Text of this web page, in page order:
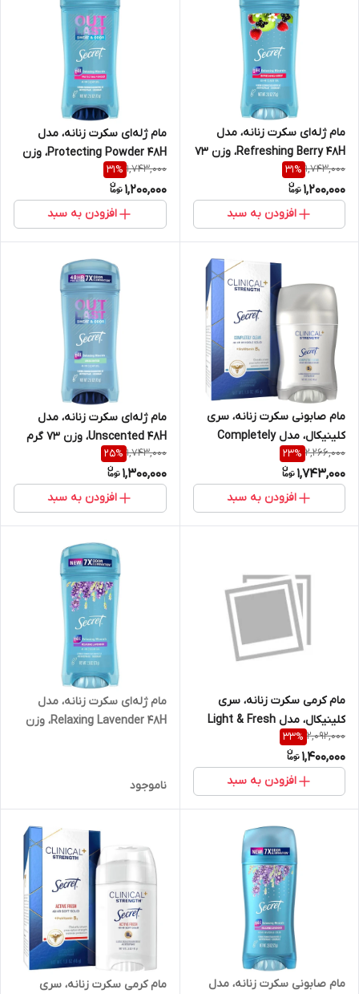
مام ژله‌ای سکرت زنانه، مدل
Refreshing Berry 48H، وزن 73
گرم جنس اصلی
1,743,000
31%
1,200,000
افزودن به سبد
مام ژله‌ای سکرت زنانه، مدل
Protecting Powder 48H، وزن
73 گرم
1,743,000
31%
1,200,000
افزودن به سبد
مام صابونی سکرت زنانه، سری
کلینیکال، مدل Completely
اصلی
2,266,000
23%
1,743,000
افزودن به سبد
مام ژله‌ای سکرت زنانه، مدل
Unscented 48H، وزن 73 گرم
1,743,000
25%
1,300,000
افزودن به سبد
مام کرمی سکرت زنانه، سری
کلینیکال، مدل Light & Fresh
48H، وزن 45 گرم
2,092,000
33%
1,400,000
افزودن به سبد
مام ژله‌ای سکرت زنانه، مدل
Relaxing Lavender 48H، وزن
ناموجود
مام صابونی سکرت زنانه، مدل مام کرمی سکرت زنانه، سری